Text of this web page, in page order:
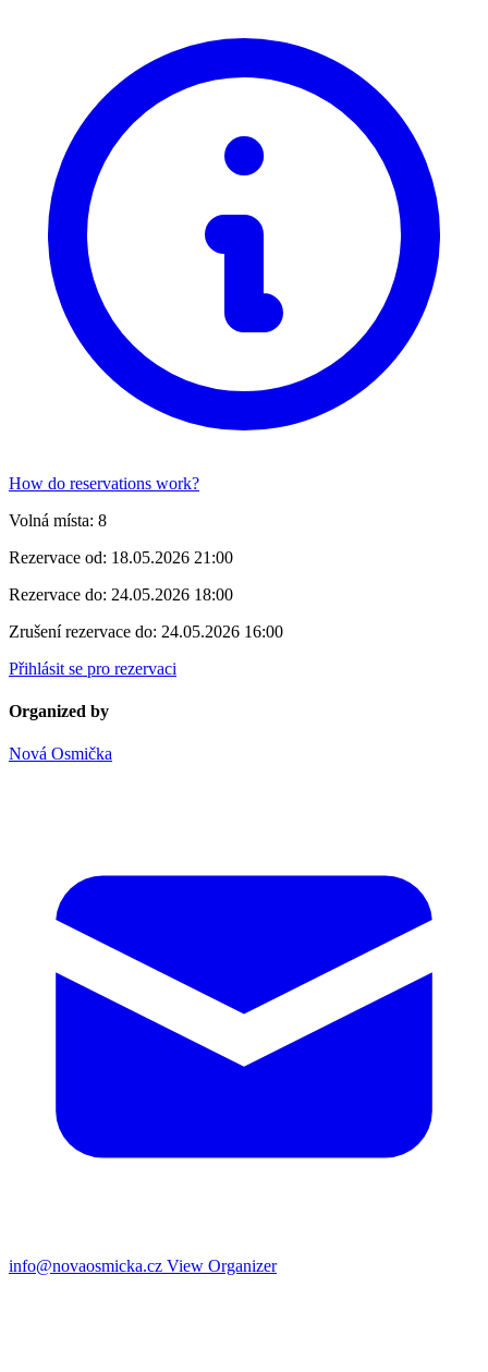
How do reservations work?
Volná místa: 8
Rezervace od: 18.05.2026 21:00
Rezervace do: 24.05.2026 18:00
Zrušení rezervace do: 24.05.2026 16:00
Přihlásit se pro rezervaci
Organized by
Nová Osmička
info@novaosmicka.cz View Organizer